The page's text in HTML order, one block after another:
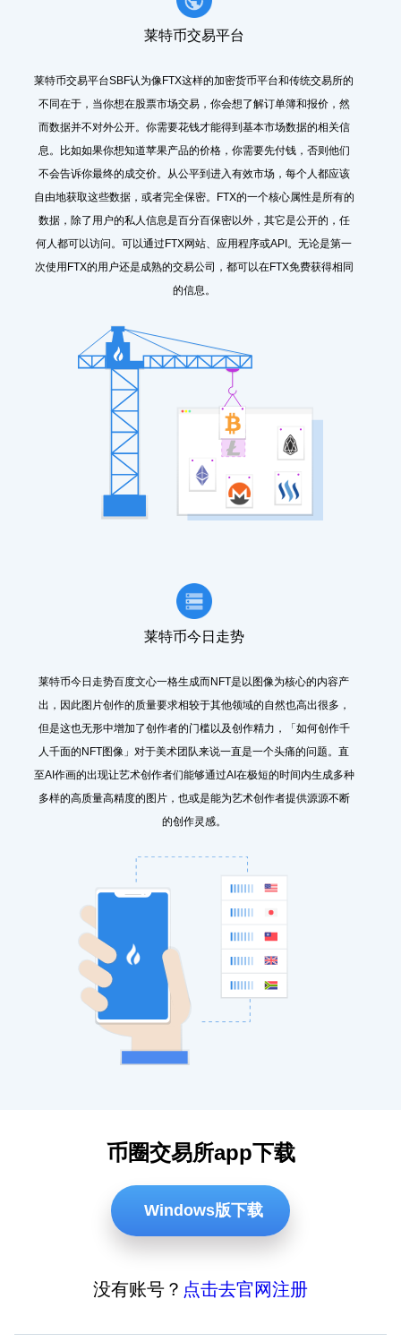
莱特币交易平台
莱特币交易平台SBF认为像FTX这样的加密货币平台和传统交易所的
不同在于，当你想在股票市场交易，你会想了解订单簿和报价，然
而数据并不对外公开。你需要花钱才能得到基本市场数据的相关信
息。比如如果你想知道苹果产品的价格，你需要先付钱，否则他们
不会告诉你最终的成交价。从公平到进入有效市场，每个人都应该
自由地获取这些数据，或者完全保密。FTX的一个核心属性是所有的
数据，除了用户的私人信息是百分百保密以外，其它是公开的，任
何人都可以访问。可以通过FTX网站、应用程序或API。无论是第一
次使用FTX的用户还是成熟的交易公司，都可以在FTX免费获得相同
的信息。
莱特币今日走势
莱特币今日走势百度文心一格生成而NFT是以图像为核心的内容产
出，因此图片创作的质量要求相较于其他领域的自然也高出很多，
但是这也无形中增加了创作者的门槛以及创作精力，「如何创作千
人千面的NFT图像」对于美术团队来说一直是一个头痛的问题。直
至AI作画的出现让艺术创作者们能够通过AI在极短的时间内生成多种
多样的高质量高精度的图片，也或是能为艺术创作者提供源源不断
的创作灵感。
币圈交易所app下载
Windows版下载
没有账号？ 点击去官网注册